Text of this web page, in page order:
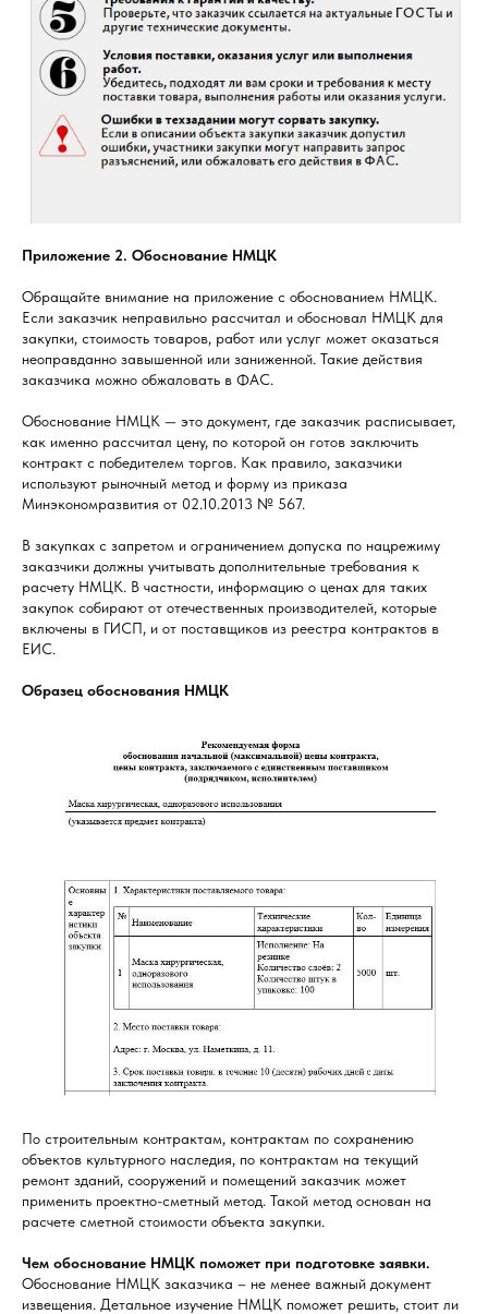
Приложение 2. Обоснование НМЦК
Обращайте внимание на приложение с обоснованием НМЦК.
Если заказчик неправильно рассчитал и обосновал НМЦК для
закупки, стоимость товаров, работ или услуг может оказаться
неоправданно завышенной или заниженной. Такие действия
заказчика можно обжаловать в ФАС.
Обоснование НМЦК — это документ, где заказчик расписывает,
как именно рассчитал цену, по которой он готов заключить
контракт с победителем торгов. Как правило, заказчики
используют рыночный метод и форму из приказа
Минэкономразвития от 02.10.2013 № 567.
В закупках с запретом и ограничением допуска по нацрежиму
заказчики должны учитывать дополнительные требования к
расчету НМЦК. В частности, информацию о ценах для таких
закупок собирают от отечественных производителей, которые
включены в ГИСП, и от поставщиков из реестра контрактов в
ЕИС.
Образец обоснования НМЦК
По строительным контрактам, контрактам по сохранению
объектов культурного наследия, по контрактам на текущий
ремонт зданий, сооружений и помещений заказчик может
применить проектно-сметный метод. Такой метод основан на
расчете сметной стоимости объекта закупки.
Чем обоснование НМЦК поможет при подготовке заявки.
Обоснование НМЦК заказчика – не менее важный документ
извещения. Детальное изучение НМЦК поможет решить, стоит ли